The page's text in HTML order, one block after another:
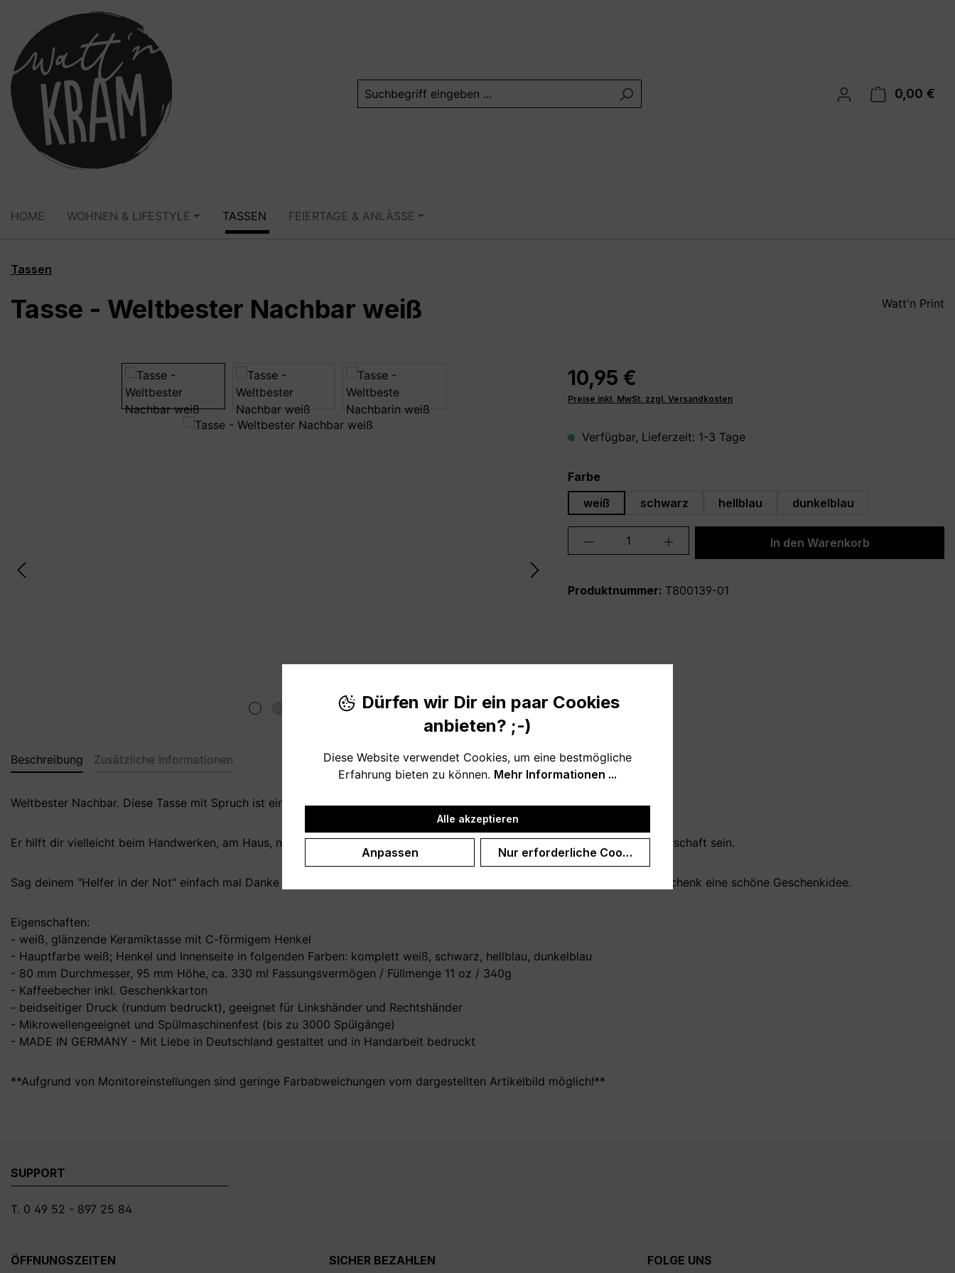
Zur Hauptnavigation springen
0,00 €
HOME WOHNEN & LIFESTYLE TASSEN FEIERTAGE & ANLÄSSE
Tassen
Tasse - Weltbester Nachbar weiß Watt'n Print
Bildergalerie überspringen 10,95 €
Preise inkl. MwSt. zzgl. Versandkosten
Verfügbar, Lieferzeit: 1-3 Tage
Farbeauswählen
weiß
schwarz hellblau dunkelblau
Produkt Anzahl: Gib den gewünschten Wert
In den Warenkorb
Produktnummer: T800139-01
Beschreibung Zusätzliche Informationen
Weltbester Nachbar. Diese Tasse mit Spruch ist ein schönes Geschenk für deinen Nachbarn.
Er hilft dir vielleicht beim Handwerken, am Haus, nimmt Pakete an oder leiht dir Mehl und Eier? So sollte eine gute Nachbarschaft sein.
Sag deinem "Helfer in der Not" einfach mal Danke mit diesem Kaffeebecher, auch zum Geburtstag oder als Weihnachtsgeschenk eine schöne Geschenkidee.
Eigenschaften:
- weiß, glänzende Keramiktasse mit C-förmigem Henkel
- Hauptfarbe weiß; Henkel und Innenseite in folgenden Farben: komplett weiß, schwarz, hellblau, dunkelblau
- 80 mm Durchmesser, 95 mm Höhe, ca. 330 ml Fassungsvermögen / Füllmenge 11 oz / 340g
- Kaffeebecher inkl. Geschenkkarton
- beidseitiger Druck (rundum bedruckt), geeignet für Linkshänder und Rechtshänder
- Mikrowellengeeignet und Spülmaschinenfest (bis zu 3000 Spülgänge)
- MADE IN GERMANY - Mit Liebe in Deutschland gestaltet und in Handarbeit bedruckt
**Aufgrund von Monitoreinstellungen sind geringe Farbabweichungen vom dargestellten Artikelbild möglich!**
SUPPORT
T. 0 49 52 - 897 25 84
ÖFFNUNGSZEITEN SICHER BEZAHLEN FOLGE UNS
Dürfen wir Dir ein paar Cookies
anbieten? ;-)
Diese Website verwendet Cookies, um eine bestmögliche
Erfahrung bieten zu können. Mehr Informationen ...
Alle akzeptieren
Anpassen Nur erforderliche Cookies